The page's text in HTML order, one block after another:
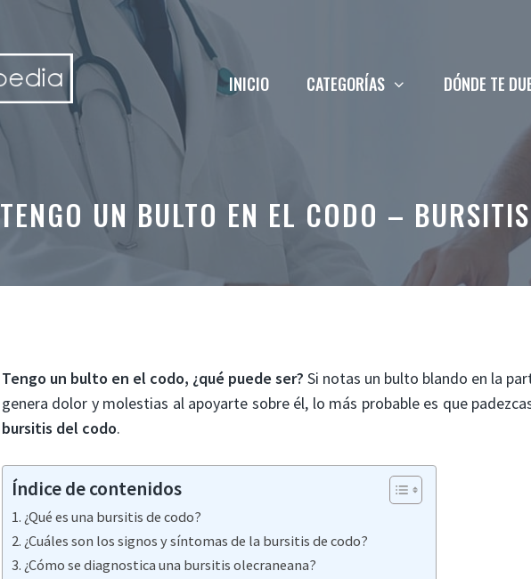
INICIO CATEGORÍAS DÓNDE TE
TENGO UN BULTO EN EL CODO –
Tengo un bulto en el codo, ¿qué puede ser? Si notas un bulto blando en la
genera dolor y molestias al apoyarte sobre él, lo más probable es que
bursitis del codo.
Índice de contenidos
¿Qué es una bursitis de codo?
¿Cuáles son los signos y síntomas de la bursitis de codo?
¿Cómo se diagnostica una bursitis olecraneana?